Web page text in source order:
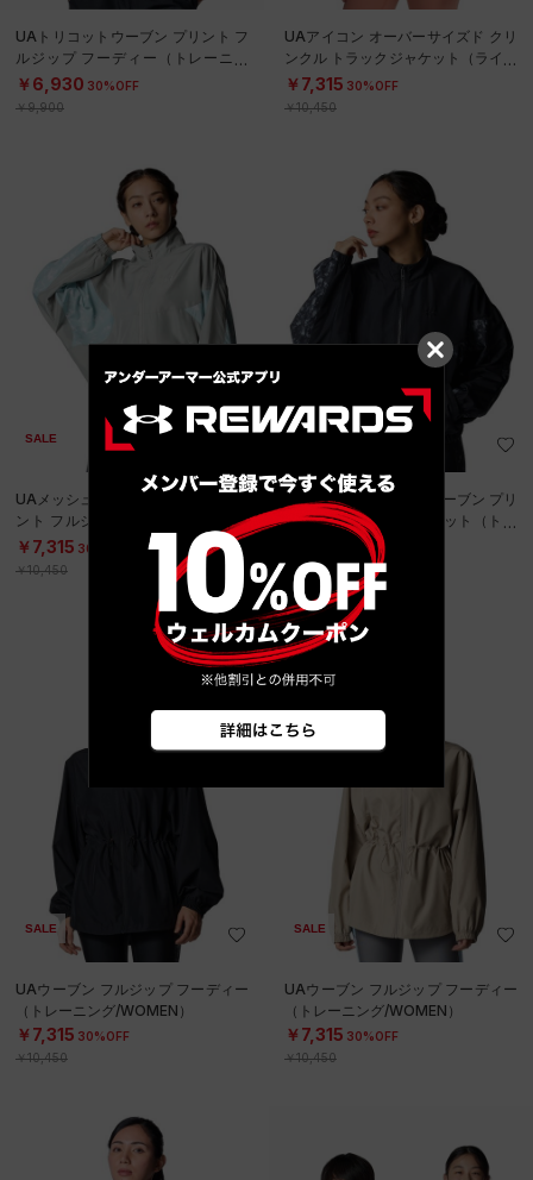
UAトリコットウーブン プリント フ
ルジップ フーディー（トレーニン
グ/WOMEN）
￥6,930 30%OFF
￥9,900
UAアイコン オーバーサイズド クリ
ンクル トラックジャケット（ライフ
スタイル/WOMEN）
￥7,315 30%OFF
￥10,450
SALE
UAメッシュ ライナー ウーブン プリ
ント フルジップ ジャケット（トレ
ーニング/WOMEN）
￥7,315 30%OFF
￥10,450
UAメッシュ ライナー ウーブン プリ
ント フルジップ ジャケット（トレ
ーニング/WOMEN）
30%OFF
￥10,450
SALE
UAウーブン フルジップ フーディー
（トレーニング/WOMEN）
￥7,315 30%OFF
￥10,450
SALE
UAウーブン フルジップ フーディー
（トレーニング/WOMEN）
￥7,315 30%OFF
￥10,450